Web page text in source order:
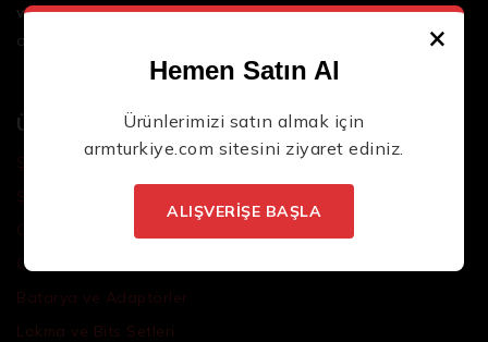
verimli ve sorunsuz hale getirmenize yardımcı
oluyoruz.
Ürünler
Şarjlı El Aletleri
Şarjlı Led Lambalar
Özel Tasarım El Aletleri
Cırcır Kolları
Batarya ve Adaptörler
Lokma ve Bits Setleri
×
Hemen Satın Al
Ürünlerimizi satın almak için
armturkiye.com sitesini ziyaret ediniz.
ALIŞVERİŞE BAŞLA